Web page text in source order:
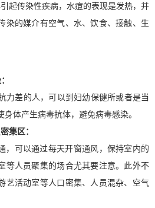
起传染性疾病，水痘的表现是发热，并
染的媒介有空气、水、饮食、接触、生
力差的人，可以到妇幼保健所或者是当
体产生病毒抗体，避免病毒感染。
集区：
，可以通过每天开窗通风，保持室内的
等人员聚集的场合尤其要注意。此外不
艺活动室等人口密集、人员混杂、空气